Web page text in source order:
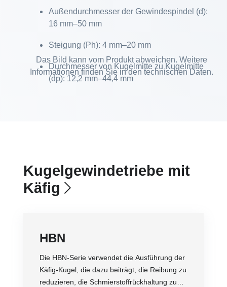
Das Bild kann vom Produkt abweichen. Weitere
Informationen finden Sie in den technischen Daten.
Außendurchmesser der Gewindespindel (d):
16 mm–50 mm
Steigung (Ph): 4 mm–20 mm
Durchmesser von Kugelmitte zu Kugelmitte
(dp): 12,2 mm–44,4 mm
Kugelgewindetriebe mit
Käfig
HBN
Die HBN-Serie verwendet die Ausführung der
Käfig-Kugel, die dazu beiträgt, die Reibung zu
reduzieren, die Schmierstoffrückhaltung zu